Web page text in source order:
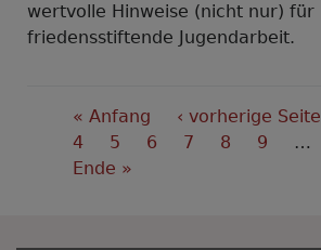
wertvolle Hinweise (nicht nur) für
friedensstiftende Jugendarbeit.
Seitennummerierung
First
page
« Anfang
Vorherige
Seite
‹ vorherige Seite
Seite
4 Seite
5 Seite
6 Seite
7 Seite
8 Seite
9 …
Last
Ende »